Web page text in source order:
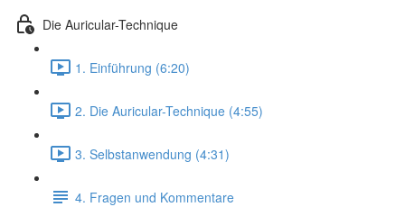
Die Auricular-Technique
1. Einführung (6:20)
2. Die Auricular-Technique (4:55)
3. Selbstanwendung (4:31)
4. Fragen und Kommentare